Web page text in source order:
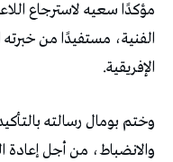
مؤكدًا سعيه لاسترجاع
الإفريقية.
وختم بومال رسالته
والانضباط، من أجل إعادة